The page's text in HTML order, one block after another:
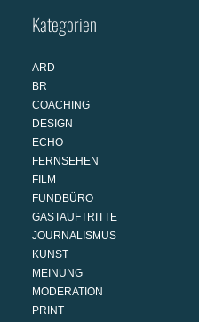
Kategorien
ARD
BR
COACHING
DESIGN
ECHO
FERNSEHEN
FILM
FUNDBÜRO
GASTAUFTRITTE
JOURNALISMUS
KUNST
MEINUNG
MODERATION
PRINT